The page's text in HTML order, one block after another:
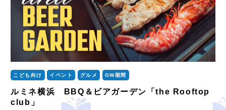
こども向け イベント グルメ GW期間
ルミネ横浜 BBQ＆ビアガーデン「the Rooftop
club」